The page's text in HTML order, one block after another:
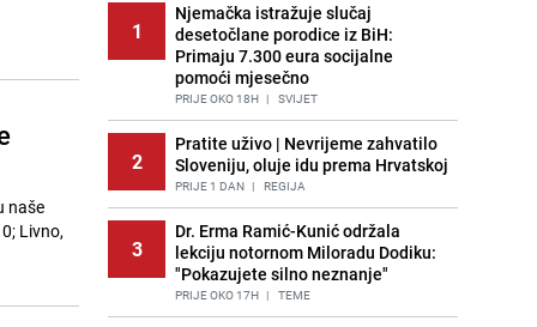
naše
Livno,
1
Njemačka istražuje slučaj
desetočlane porodice iz BiH:
Primaju 7.300 eura socijalne
pomoći mjesečno
PRIJE OKO 18H | SVIJET
2
Pratite uživo | Nevrijeme zahvatilo
Sloveniju, oluje idu prema Hrvatskoj
PRIJE 1 DAN | REGIJA
3
Dr. Erma Ramić-Kunić održala
lekciju notornom Miloradu Dodiku:
"Pokazujete silno neznanje"
PRIJE OKO 17H | TEME